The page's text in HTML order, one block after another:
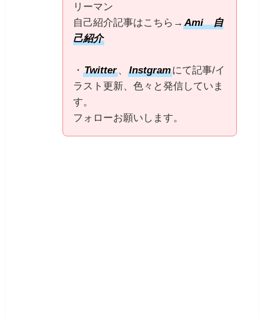
リーマン
自己紹介記事はこちら→Ami 自
己紹介
・Twitter、Instgramにて記事/イ
ラスト更新、色々と発信していま
す。
フォローお願いします。